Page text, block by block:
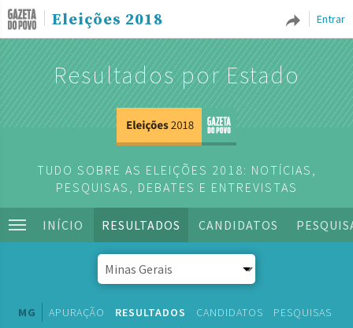
Entrar
Eleições 2018
Resultados por Estado
TUDO SOBRE AS ELEIÇÕES 2018: NOTÍCIAS,
PESQUISAS, DEBATES E ENTREVISTAS
INÍCIO RESULTADOS CANDIDATOS
MG APURAÇÃO RESULTADOS CANDIDATOS PESQUISAS